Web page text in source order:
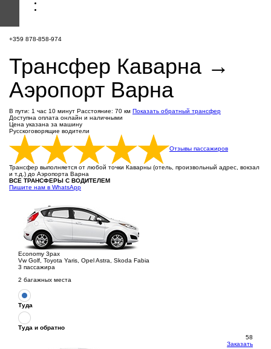
+359 878-858-974
Трансфер Каварна →
Аэропорт Варна
В пути: 1 час 10 минут Расстояние: 70 км Показать обратный трансфер
Доступна оплата онлайн и наличными
Цена указана за машину
Русскоговорящие водители
Отзывы пассажиров
Трансфер выполняется от любой точки Каварны (отель, произвольный адрес, вокзал
и т.д.) до Аэропорта Варна
ВСЕ ТРАНСФЕРЫ С ВОДИТЕЛЕМ
Пишите нам в WhatsApp
Economy 3pax
Vw Golf, Toyota Yaris, Opel Astra, Skoda Fabia
3 пассажира
2 багажных места
Туда
Туда и обратно
58
Заказать